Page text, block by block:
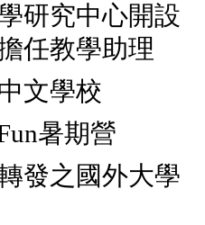
研究中心開設
任教學助理
文學校
暑期營
發之國外大學